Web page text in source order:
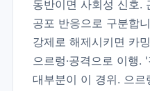
동반이면 사회성 신호.
공포 반응으로 구분합
강제로 해제시키면 카
으르렁·공격으로 이행.
대부분이 이 경위. 으